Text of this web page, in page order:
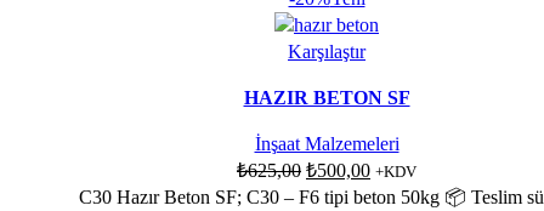
Karşılaştır
HAZIR BETON SF
İnşaat Malzemeleri
₺625,00 ₺500,00 +KDV
C30 Hazır Beton SF; C30 – F6 tipi beton 50kg 📦 Teslim